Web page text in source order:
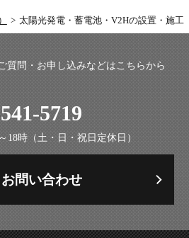
太陽光発電・蓄電池・V2Hの設置・施
質問・お申し込みなどはこちらから
5719
18時（土・日・祝日定休日）
お問い合わせ